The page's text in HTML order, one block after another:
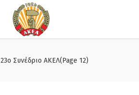
23ο Συνέδριο ΑΚΕΛ(Page 12)